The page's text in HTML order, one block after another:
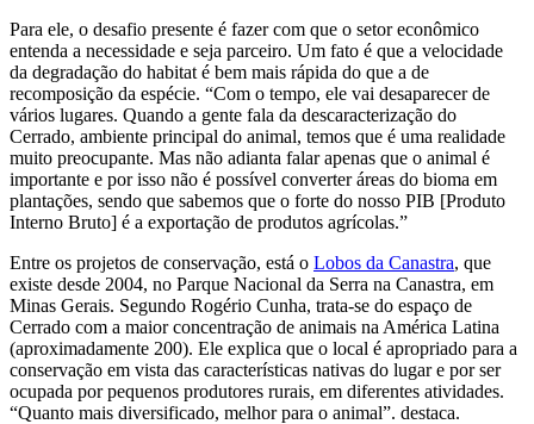
Para ele, o desafio presente é fazer com que o setor econômico
entenda a necessidade e seja parceiro. Um fato é que a velocidade
da degradação do habitat é bem mais rápida do que a de
recomposição da espécie. “Com o tempo, ele vai desaparecer de
vários lugares. Quando a gente fala da descaracterização do
Cerrado, ambiente principal do animal, temos que é uma realidade
muito preocupante. Mas não adianta falar apenas que o animal é
importante e por isso não é possível converter áreas do bioma em
plantações, sendo que sabemos que o forte do nosso PIB [Produto
Interno Bruto] é a exportação de produtos agrícolas.”
Entre os projetos de conservação, está o Lobos da Canastra, que
existe desde 2004, no Parque Nacional da Serra na Canastra, em
Minas Gerais. Segundo Rogério Cunha, trata-se do espaço de
Cerrado com a maior concentração de animais na América Latina
(aproximadamente 200). Ele explica que o local é apropriado para a
conservação em vista das características nativas do lugar e por ser
ocupada por pequenos produtores rurais, em diferentes atividades.
“Quanto mais diversificado, melhor para o animal”. destaca.